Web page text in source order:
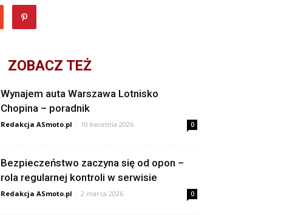
ZOBACZ TEŻ
Wynajem auta Warszawa Lotnisko
Chopina – poradnik
Redakcja ASmoto.pl - 10 kwietnia 2026 0
Bezpieczeństwo zaczyna się od opon –
rola regularnej kontroli w serwisie
Redakcja ASmoto.pl - 2 marca 2026 0